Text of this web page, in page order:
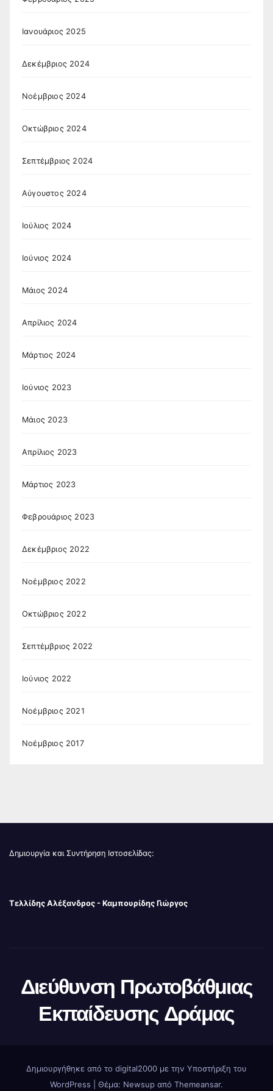
Ιανουάριος 2025
Δεκέμβριος 2024
Νοέμβριος 2024
Οκτώβριος 2024
Σεπτέμβριος 2024
Αύγουστος 2024
Ιούλιος 2024
Ιούνιος 2024
Μάιος 2024
Απρίλιος 2024
Μάρτιος 2024
Ιούνιος 2023
Μάιος 2023
Απρίλιος 2023
Μάρτιος 2023
Φεβρουάριος 2023
Δεκέμβριος 2022
Νοέμβριος 2022
Οκτώβριος 2022
Σεπτέμβριος 2022
Ιούνιος 2022
Νοέμβριος 2021
Νοέμβριος 2017
Δημιουργία και Συντήρηση Ιστοσελίδας:
Τελλίδης Αλέξανδρος - Καμπουρίδης Γιώργος
Διεύθυνση Πρωτοβάθμιας
Εκπαίδευσης Δράμας
Δημιουργήθηκε από το digital2000 με την Υποστήριξη του
WordPress
Θέμα: Newsup από Themeansar.